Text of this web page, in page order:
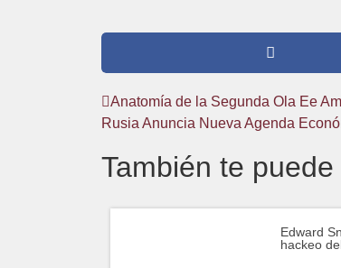
Anatomía de la Segunda Ola Ee
Rusia Anuncia Nueva Agenda
También te
Edward
hackeo